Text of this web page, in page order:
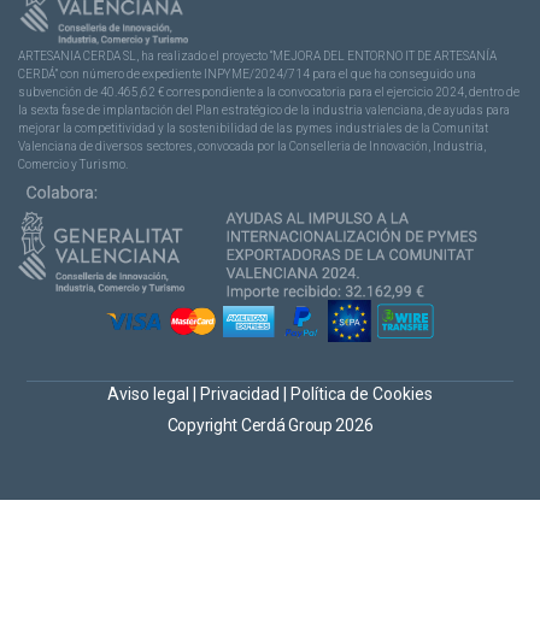
ARTESANIA CERDA SL, ha realizado el proyecto “MEJORA DEL ENTORNO IT DE ARTESANÍA
CERDÁ” con número de expediente INPYME/2024/714 para el que ha conseguido una
subvención de 40.465,62 € correspondiente a la convocatoria para el ejercicio 2024, dentro de
la sexta fase de implantación del Plan estratégico de la industria valenciana, de ayudas para
mejorar la competitividad y la sostenibilidad de las pymes industriales de la Comunitat
Valenciana de diversos sectores, convocada por la Conselleria de Innovación, Industria,
Comercio y Turismo.
Copyright Cerdá Group 2026
Aviso legal Privacidad Política de Cookies